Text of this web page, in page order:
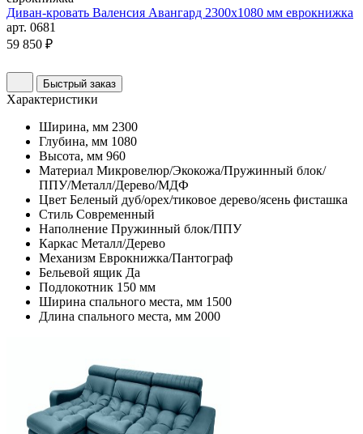
Диван-кровать Валенсия Авангард 2300х1080 мм еврокнижка
арт. 0681
59 850 ₽
Быстрый заказ
Характеристики
Ширина, мм 2300
Глубина, мм 1080
Высота, мм 960
Материал Микровелюр/Экокожа/Пружинный блок/
ППУ/Металл/Дерево/МДФ
Цвет Беленый дуб/орех/тиковое дерево/ясень фисташка
Стиль Современный
Наполнение Пружинный блок/ППУ
Каркас Металл/Дерево
Механизм Еврокнижка/Пантограф
Бельевой ящик Да
Подлокотник 150 мм
Ширина спального места, мм 1500
Длина спального места, мм 2000